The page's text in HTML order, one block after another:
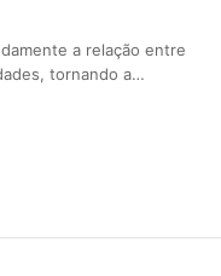
a relação entre
tornando a…